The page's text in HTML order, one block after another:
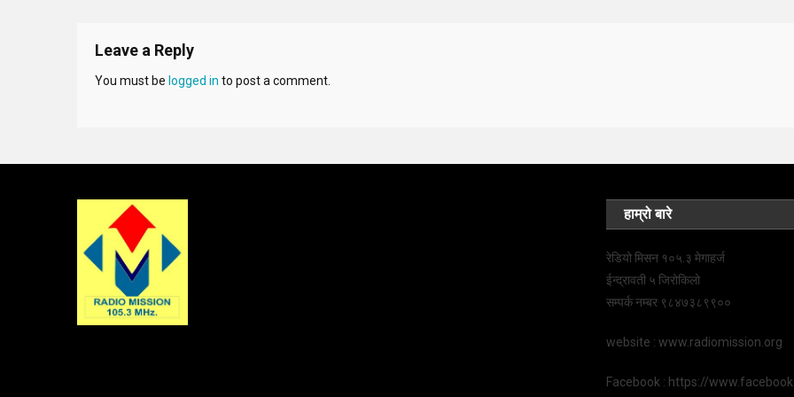
Leave a Reply
You must be logged in to post a comment.
हाम्रो बारे
रेडियो मिसन १०५.३ मेगाहर्ज
ईन्द्रावती ५ जिरोकिलो
सम्पर्क नम्बर ९८४७३८९९००
website : www.radiomission.org
Facebook : https://